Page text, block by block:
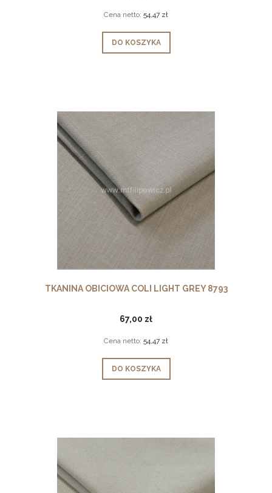
Cena netto: 54,47 zł
DO KOSZYKA
TKANINA OBICIOWA COLI LIGHT GREY 8793
67,00 zł
Cena netto: 54,47 zł
DO KOSZYKA